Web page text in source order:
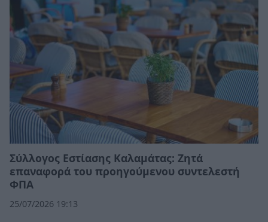
Σύλλογος Εστίασης Καλαμάτας: Ζητά
επαναφορά του προηγούμενου συντελεστή
ΦΠΑ
25/07/2026 19:13